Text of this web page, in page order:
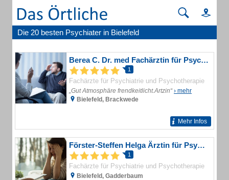
Die 20 besten Psychiater in Bielefeld
Berea C. Dr. med Fachärztin für Psychiatrie u. Psychotherapie
1
Fachärzte für Psychiatrie und Psychotherapie
„Gut Atmosphäre frendkeitlicht.Artzin“› mehr
Bielefeld, Brackwede
Mehr Infos
Förster-Steffen Helga Ärztin für Psychiatrie und Psychotherapie
1
Fachärzte für Psychiatrie und Psychotherapie
Bielefeld, Gadderbaum